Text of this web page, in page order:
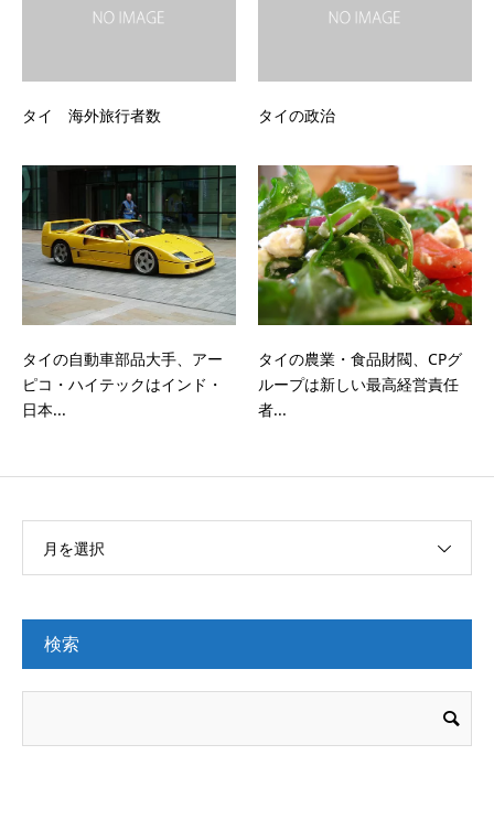
タイ 海外旅行者数 タイの政治
タイの自動車部品大手、アー
ピコ・ハイテックはインド・
日本...
タイの農業・食品財閥、CPグ
ループは新しい最高経営責任
者...
月を選択
検索